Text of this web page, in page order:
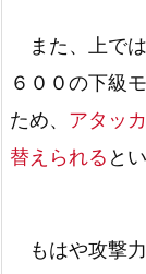
また、上では
６００の下級
ため、 アタッ
替えられる と
もはや攻撃